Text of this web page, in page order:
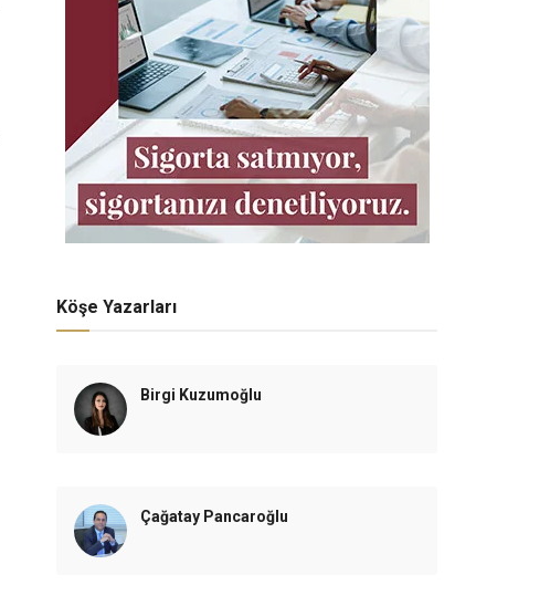
Köşe Yazarları
Birgi Kuzumoğlu
Çağatay Pancaroğlu